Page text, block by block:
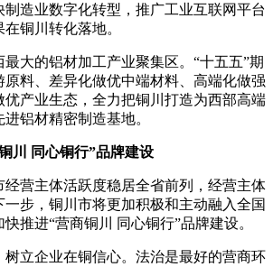
造业数字化转型，推广工业互联网平台
铜川转化落地。
大的铝材加工产业聚集区。“十五五”期
原料、差异化做优中端材料、高端化做强
优产业生态，全力把铜川打造为西部高端
铝材精密制造基地。
川 同心铜行”品牌建设
经营主体活跃度稳居全省前列，经营主体
步，铜川市将更加积极和主动融入全国
推进“营商铜川 同心铜行”品牌建设。
树立企业在铜信心。法治是最好的营商环